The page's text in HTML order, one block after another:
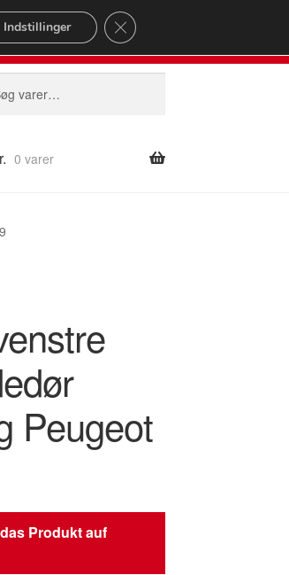
forsendelse
16
0 varer
Peugeot
Produkt auf
Indstillinger Close GDPR Cookie Banner